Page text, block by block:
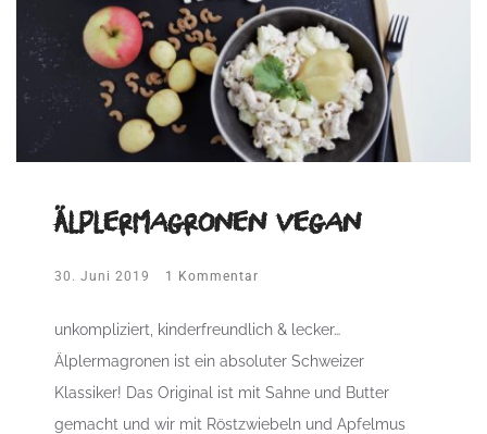
Älplermagronen vegan
30. Juni 2019 1 Kommentar
unkompliziert, kinderfreundlich & lecker…
Älplermagronen ist ein absoluter Schweizer
Klassiker! Das Original ist mit Sahne und Butter
gemacht und wir mit Röstzwiebeln und Apfelmus